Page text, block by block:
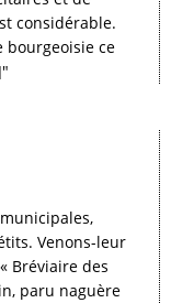
considérable.
bourgeoisie ce
Venons-leur
Bréviaire des
paru naguère